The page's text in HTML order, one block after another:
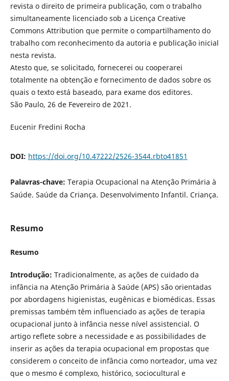
revista o direito de primeira publicação, com o trabalho
simultaneamente licenciado sob a Licença Creative
Commons Attribution que permite o compartilhamento do
trabalho com reconhecimento da autoria e publicação inicial
nesta revista.
Atesto que, se solicitado, fornecerei ou cooperarei
totalmente na obtenção e fornecimento de dados sobre os
quais o texto está baseado, para exame dos editores.
São Paulo, 26 de Fevereiro de 2021.
Eucenir Fredini Rocha
DOI: https://doi.org/10.47222/2526-3544.rbto41851
Palavras-chave: Terapia Ocupacional na Atenção Primária à
Saúde. Saúde da Criança. Desenvolvimento Infantil. Criança.
Resumo
Resumo
Introdução: Tradicionalmente, as ações de cuidado da
infância na Atenção Primária à Saúde (APS) são orientadas
por abordagens higienistas, eugênicas e biomédicas. Essas
premissas também têm influenciado as ações de terapia
ocupacional junto à infância nesse nível assistencial. O
artigo reflete sobre a necessidade e as possibilidades de
inserir as ações da terapia ocupacional em propostas que
considerem o conceito de infância como norteador, uma vez
que o mesmo é complexo, histórico, sociocultural e